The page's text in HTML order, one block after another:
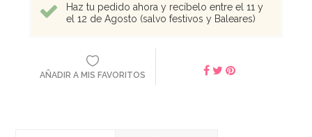
Haz tu pedido ahora y recíbelo entre el 11 y
el 12 de Agosto (salvo festivos y Baleares)
AÑADIR A MIS FAVORITOS